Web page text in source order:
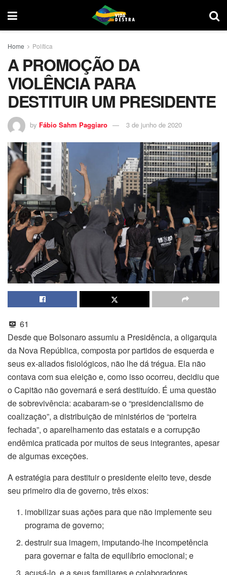
Home Política
A PROMOÇÃO DA
VIOLÊNCIA PARA
DESTITUIR UM PRESIDENTE
by Fábio Sahm Paggiaro 3 de junho de 2020
61
Desde que Bolsonaro assumiu a Presidência, a oligarquia
da Nova República, composta por partidos de esquerda e
seus ex-aliados fisiológicos, não lhe dá trégua. Ela não
contava com sua eleição e, como isso ocorreu, decidiu que
o Capitão não governará e será destituído. É uma questão
de sobrevivência: acabaram-se o “presidencialismo de
coalização”, a distribuição de ministérios de “porteira
fechada”, o aparelhamento das estatais e a corrupção
endêmica praticada por muitos de seus integrantes, apesar
de algumas exceções.
A estratégia para destituir o presidente eleito teve, desde
seu primeiro dia de governo, três eixos:
imobilizar suas ações para que não implemente seu
programa de governo;
destruir sua imagem, imputando-lhe incompetência
para governar e falta de equilíbrio emocional; e